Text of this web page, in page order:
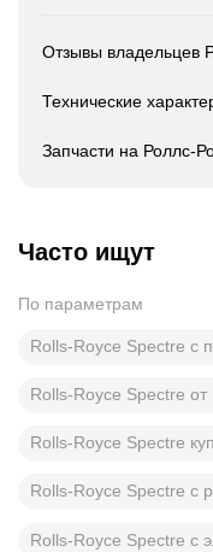
Отзывы владельцев
Технические
Запчасти на Роллс-
Часто ищут
По параметрам
Rolls-Royce Spectre с
Rolls-Royce Spectre от
Rolls-Royce Spectre
Rolls-Royce Spectre с
Rolls-Royce Spectre с